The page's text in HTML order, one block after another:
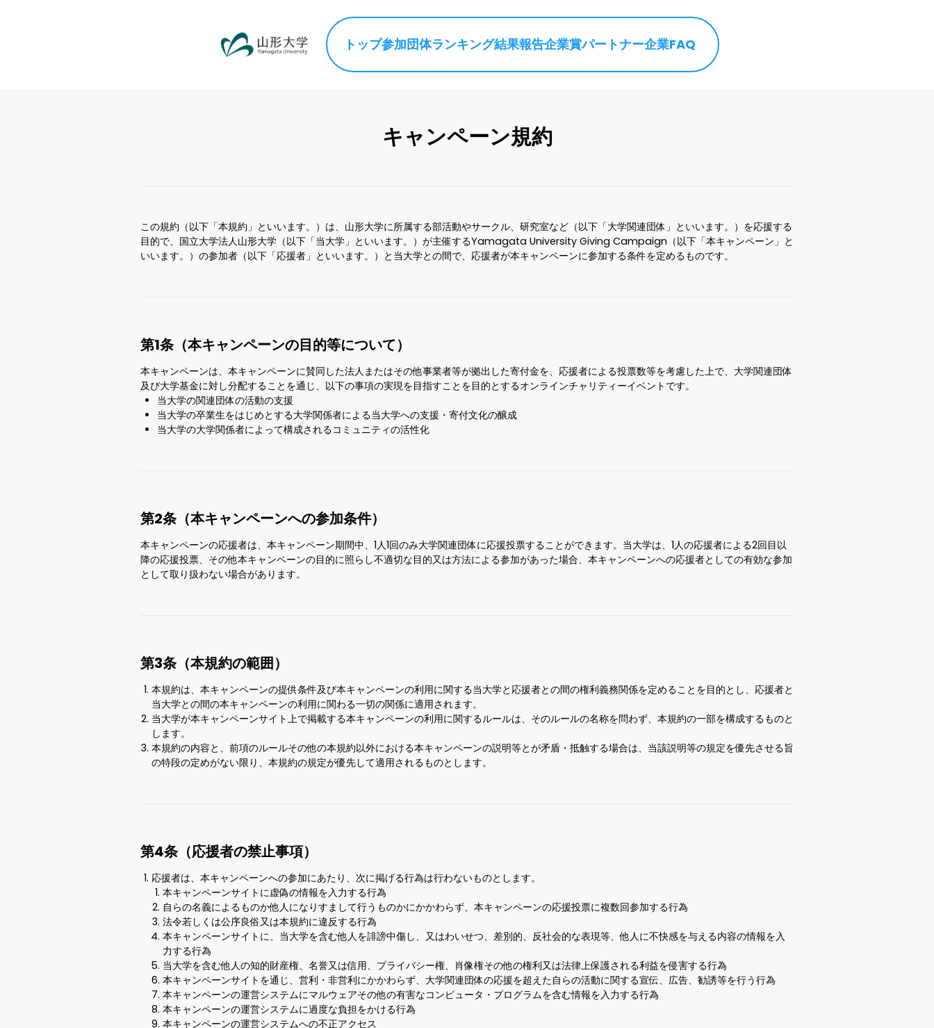
トップ参加団体ランキング結果報告企業賞パートナー企業FAQ
キャンペーン規約
この規約（以下「本規約」といいます。）は、山形大学に所属する部活動やサークル、研究室など（以下「大学関連団体」といいます。）を応援する
目的で、国立大学法人山形大学（以下「当大学」といいます。）が主催するYamagata University Giving Campaign（以下「本キャンペーン」と
いいます。）の参加者（以下「応援者」といいます。）と当大学との間で、応援者が本キャンペーンに参加する条件を定めるものです。
第1条（本キャンペーンの目的等について）
本キャンペーンは、本キャンペーンに賛同した法人またはその他事業者等が拠出した寄付金を、応援者による投票数等を考慮した上で、大学関連団体
及び大学基金に対し分配することを通じ、以下の事項の実現を目指すことを目的とするオンラインチャリティーイベントです。
当大学の関連団体の活動の支援
当大学の卒業生をはじめとする大学関係者による当大学への支援・寄付文化の醸成
当大学の大学関係者によって構成されるコミュニティの活性化
第2条（本キャンペーンへの参加条件）
本キャンペーンの応援者は、本キャンペーン期間中、1人1回のみ大学関連団体に応援投票することができます。当大学は、1人の応援者による2回目以
降の応援投票、その他本キャンペーンの目的に照らし不適切な目的又は方法による参加があった場合、本キャンペーンへの応援者としての有効な参加
として取り扱わない場合があります。
第3条（本規約の範囲）
本規約は、本キャンペーンの提供条件及び本キャンペーンの利用に関する当大学と応援者との間の権利義務関係を定めることを目的とし、応援者と
当大学との間の本キャンペーンの利用に関わる一切の関係に適用されます。
当大学が本キャンペーンサイト上で掲載する本キャンペーンの利用に関するルールは、そのルールの名称を問わず、本規約の一部を構成するものと
します。
本規約の内容と、前項のルールその他の本規約以外における本キャンペーンの説明等とが矛盾・抵触する場合は、当該説明等の規定を優先させる旨
の特段の定めがない限り、本規約の規定が優先して適用されるものとします。
第4条（応援者の禁止事項）
応援者は、本キャンペーンへの参加にあたり、次に掲げる行為は行わないものとします。
本キャンペーンサイトに虚偽の情報を入力する行為
自らの名義によるものか他人になりすまして行うものかにかかわらず、本キャンペーンの応援投票に複数回参加する行為
法令若しくは公序良俗又は本規約に違反する行為
本キャンペーンサイトに、当大学を含む他人を誹謗中傷し、又はわいせつ、差別的、反社会的な表現等、他人に不快感を与える内容の情報を入
力する行為
当大学を含む他人の知的財産権、名誉又は信用、プライバシー権、肖像権その他の権利又は法律上保護される利益を侵害する行為
本キャンペーンサイトを通じ、営利・非営利にかかわらず、大学関連団体の応援を超えた自らの活動に関する宣伝、広告、勧誘等を行う行為
本キャンペーンの運営システムにマルウェアその他の有害なコンピュータ・プログラムを含む情報を入力する行為
本キャンペーンの運営システムに過度な負担をかける行為
本キャンペーンの運営システムへの不正アクセス